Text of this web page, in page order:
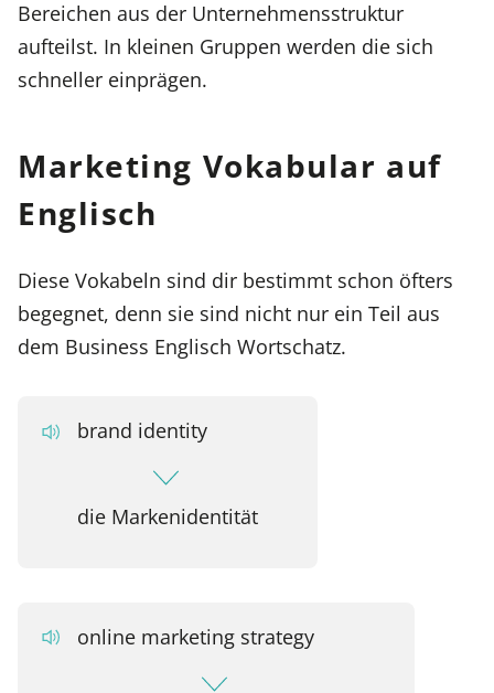
Bereichen aus der Unternehmensstruktur
aufteilst. In kleinen Gruppen werden die sich
schneller einprägen.
Marketing Vokabular auf
Englisch
Diese Vokabeln sind dir bestimmt schon öfters
begegnet, denn sie sind nicht nur ein Teil aus
dem Business Englisch Wortschatz.
brand identity
die Markenidentität
online marketing strategy